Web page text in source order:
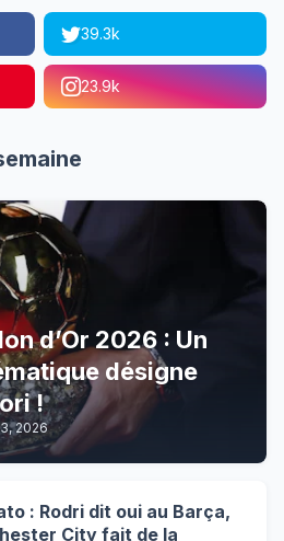
39.3k
23.9k
d’Or 2026 : Un
désigne
!
2026
: Rodri dit oui au Barça,
City fait de la